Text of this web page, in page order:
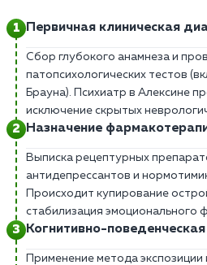
Первичная клиническая
Сбор глубокого анамнеза и
патопсихологических тестов
Брауна). Психиатр в Алексине
исключение скрытых
Назначение
Выписка рецептурных
антидепрессантов и
Происходит купирование
стабилизация эмоционального
Когнитивно-
Применение метода